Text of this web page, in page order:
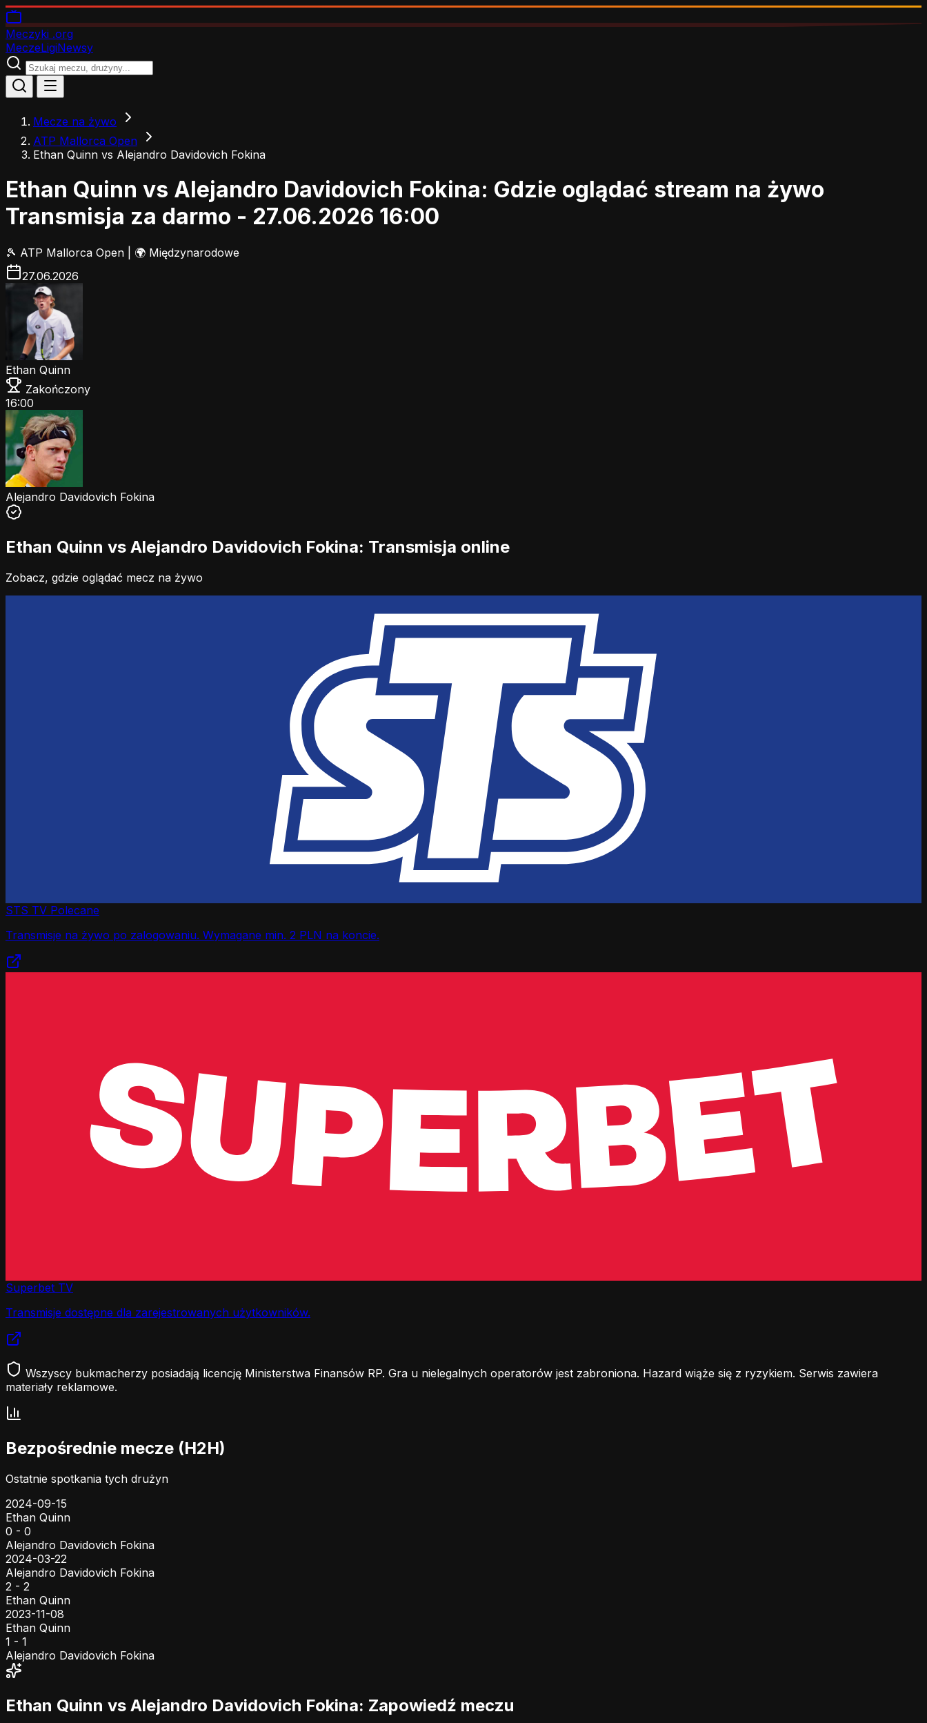
Meczyki .org
MeczeLigiNewsy
Mecze na żywo
ATP Mallorca Open
Ethan Quinn vs Alejandro Davidovich Fokina
Ethan Quinn vs Alejandro Davidovich Fokina: Gdzie oglądać stream na żywo
Transmisja za darmo - 27.06.2026 16:00
🎾 ATP Mallorca Open
🌍 Międzynarodowe
27.06.2026
Ethan Quinn
Zakończony
16:00
Alejandro Davidovich Fokina
Ethan Quinn vs Alejandro Davidovich Fokina: Transmisja online
Zobacz, gdzie oglądać mecz na żywo
STS TV Polecane
Transmisje na żywo po zalogowaniu. Wymagane min. 2 PLN na koncie.
Superbet TV
Transmisje dostępne dla zarejestrowanych użytkowników.
Wszyscy bukmacherzy posiadają licencję Ministerstwa Finansów RP. Gra u nielegalnych operatorów jest zabroniona. Hazard wiąże się z ryzykiem. Serwis zawiera
materiały reklamowe.
Bezpośrednie mecze (H2H)
Ostatnie spotkania tych drużyn
2024-09-15
Ethan Quinn
0 - 0
Alejandro Davidovich Fokina
2024-03-22
Alejandro Davidovich Fokina
2 - 2
Ethan Quinn
2023-11-08
Ethan Quinn
1 - 1
Alejandro Davidovich Fokina
Ethan Quinn vs Alejandro Davidovich Fokina: Zapowiedź meczu